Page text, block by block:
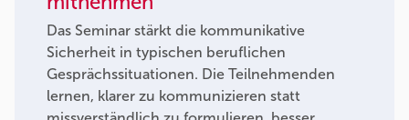
Das Seminar stärkt die kommunikative
Sicherheit in typischen beruflichen
Gesprächssituationen. Die Teilnehmenden
lernen, klarer zu kommunizieren statt